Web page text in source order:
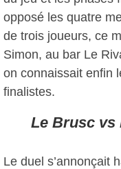
opposé les quatre
de trois joueurs, ce
Simon, au bar Le
on connaissait enfin
finalistes.
Le Brusc vs
Le duel s’annonçait